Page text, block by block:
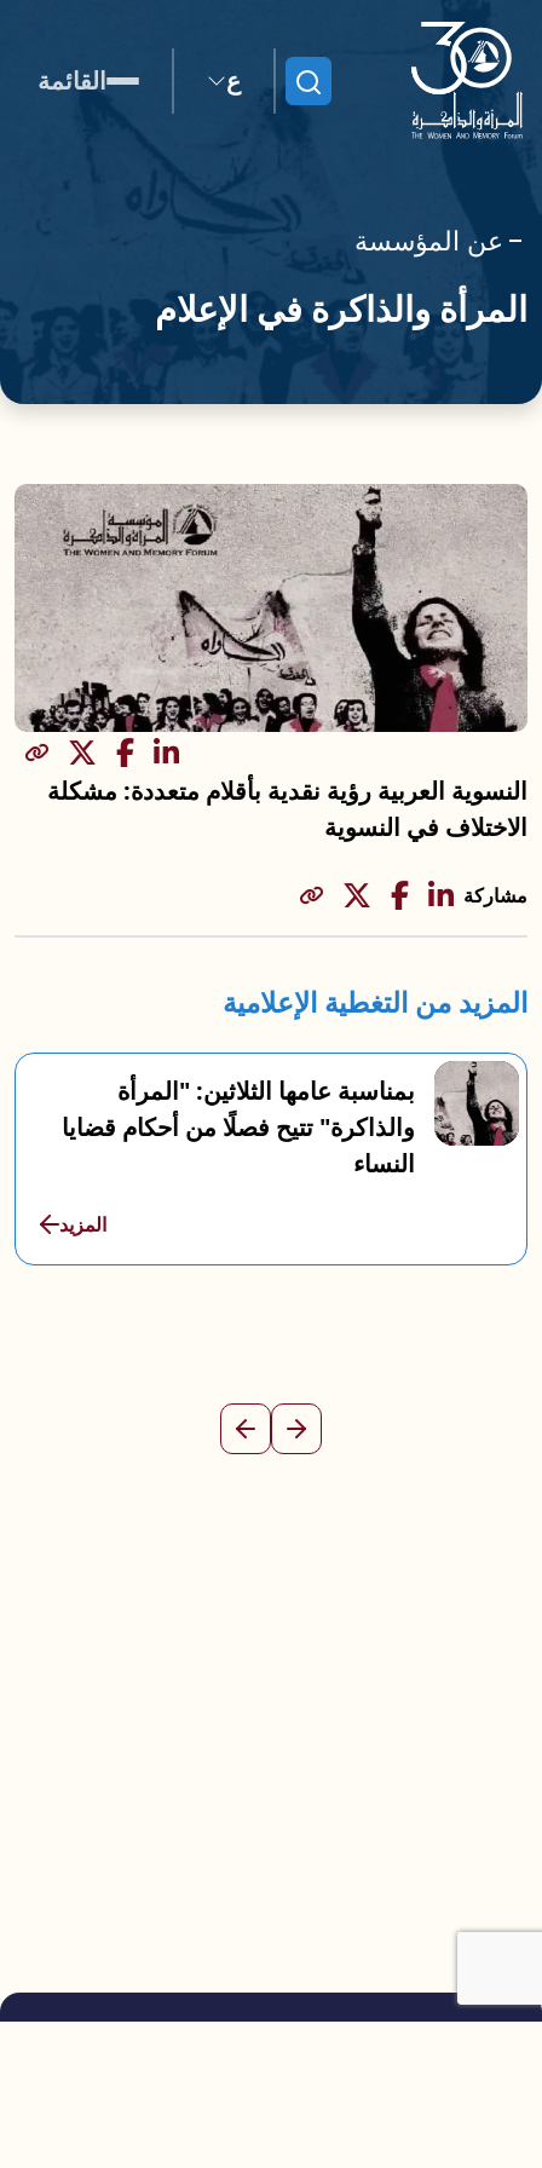
ابحث ع القائمة
عن المؤسسة
المرأة والذاكرة في الإعلام
النسوية العربية رؤية نقدية بأقلام متعددة: مشكلة
الاختلاف في النسوية
مشاركة
مشاركة
المزيد من التغطية الإعلامية
بمناسبة عامها الثلاثين: "المرأة
والذاكرة" تتيح فصلًا من أحكام قضايا
النساء
المزيد
السابق التالي